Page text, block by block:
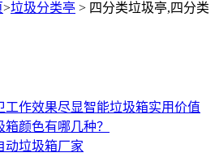
>垃圾分类亭 > 四分类垃圾亭,四分类
工作效果尽显智能垃圾箱实用价值
颜色有哪几种？
动垃圾箱厂家